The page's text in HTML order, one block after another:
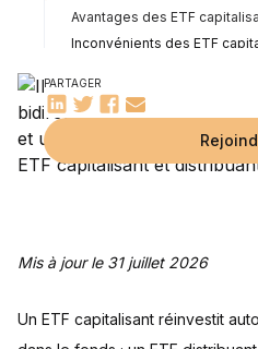
Avantages des ETF
Inconvénients des ETF
Quels sont les avantages et
distribuant ?
Avantages des ETF
Inconvénients des ETF
Capitalisant ou distribuant :
PARTAGER
Rédigé parMounir Laggoune
Mis à jour le 31 juillet 2026
Un ETF capitalisant réinvestit